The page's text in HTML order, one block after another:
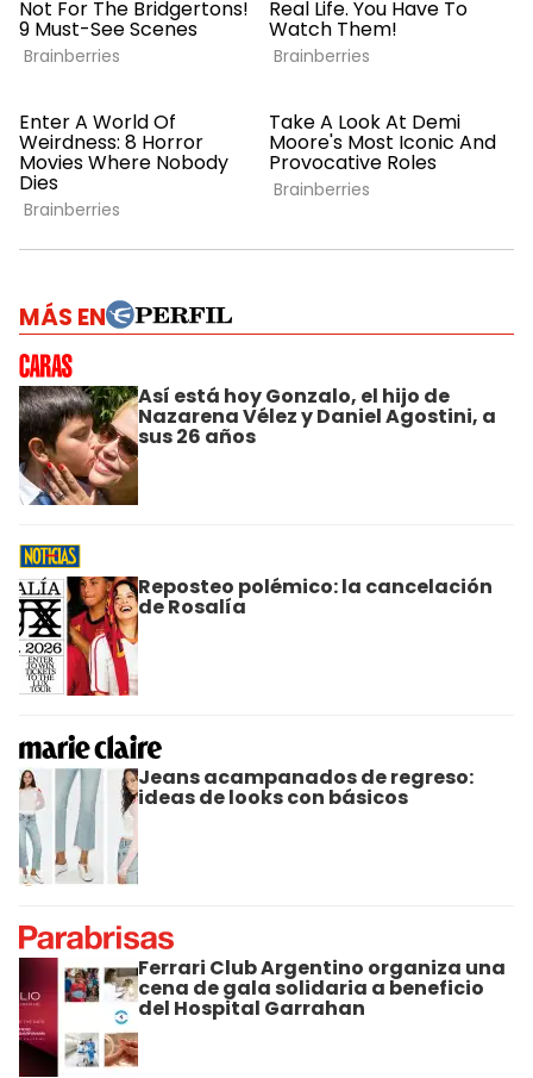
MÁS EN
Así está hoy Gonzalo, el hijo de
Nazarena Vélez y Daniel Agostini, a
sus 26 años
Reposteo polémico: la cancelación
de Rosalía
Jeans acampanados de regreso:
ideas de looks con básicos
Ferrari Club Argentino organiza una
cena de gala solidaria a beneficio
del Hospital Garrahan